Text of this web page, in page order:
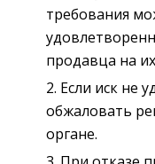
требования
продавца на
Если иск не
обжаловать
органе.